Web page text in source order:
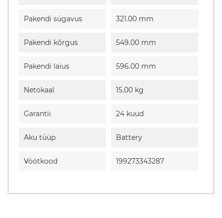
Pakendi sügavus 321.00 mm
Pakendi kõrgus 549.00 mm
Pakendi laius 596.00 mm
Netokaal 15.00 kg
Garantii 24 kuud
Aku tüüp Battery
Vöötkood 199273343287